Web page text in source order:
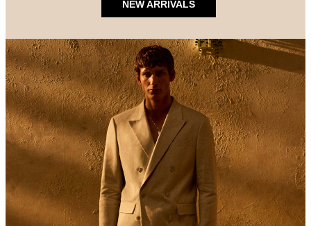
NEW ARRIVALS